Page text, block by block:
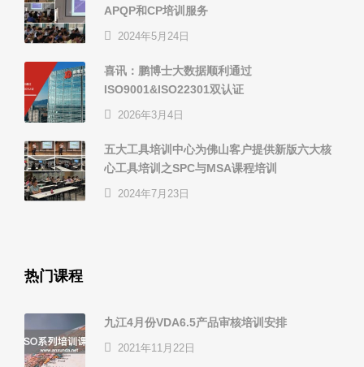
APQP和CP培训服务
2024年5月24日
喜讯：鹏博士大数据顺利通过
ISO9001&ISO22301双认证
2026年3月4日
五大工具培训中心为佛山客户提供新版六大核
心工具培训之SPC与MSA课程培训
2024年7月23日
热门课程
九江4月份VDA6.5产品审核培训安排
2021年11月22日